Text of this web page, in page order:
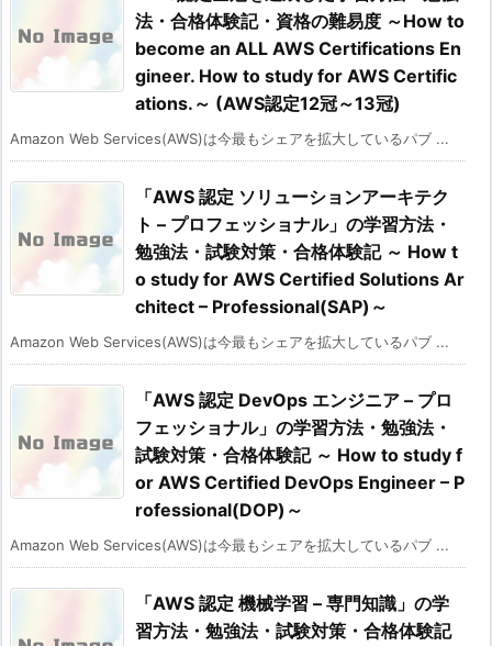
法・合格体験記・資格の難易度 ～How to
become an ALL AWS Certifications En
gineer. How to study for AWS Certific
ations.～ (AWS認定12冠～13冠)
Amazon Web Services(AWS)は今最もシェアを拡大しているパブ ...
「AWS 認定 ソリューションアーキテク
ト – プロフェッショナル」の学習方法・
勉強法・試験対策・合格体験記 ～ How t
o study for AWS Certified Solutions Ar
chitect – Professional(SAP)～
Amazon Web Services(AWS)は今最もシェアを拡大しているパブ ...
「AWS 認定 DevOps エンジニア – プロ
フェッショナル」の学習方法・勉強法・
試験対策・合格体験記 ～ How to study f
or AWS Certified DevOps Engineer – P
rofessional(DOP)～
Amazon Web Services(AWS)は今最もシェアを拡大しているパブ ...
「AWS 認定 機械学習 – 専門知識」の学
習方法・勉強法・試験対策・合格体験記